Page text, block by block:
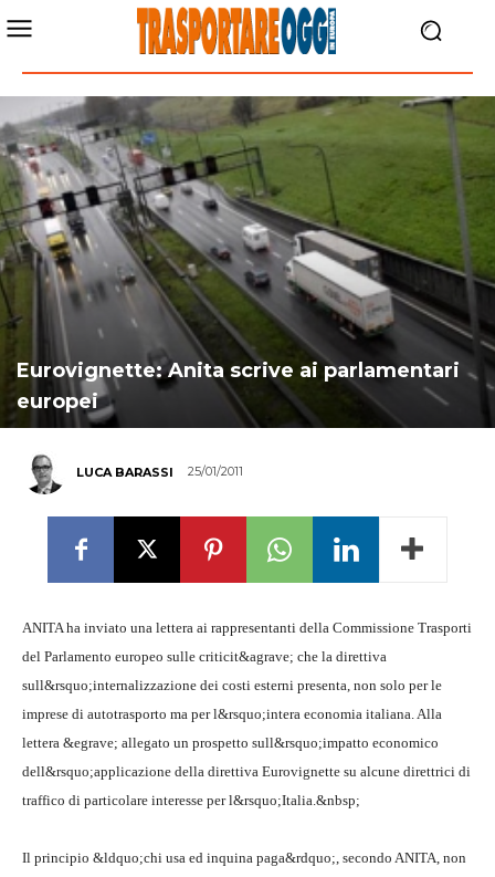
Eurovignette: Anita scrive ai parlamentari
europei
LUCA BARASSI 25/01/2011
ANITA ha inviato una lettera ai rappresentanti della Commissione Trasporti
del Parlamento europeo sulle criticit&agrave; che la direttiva
sull&rsquo;internalizzazione dei costi esterni presenta, non solo per le
imprese di autotrasporto ma per l&rsquo;intera economia italiana. Alla
lettera &egrave; allegato un prospetto sull&rsquo;impatto economico
dell&rsquo;applicazione della direttiva Eurovignette su alcune direttrici di
traffico di particolare interesse per l&rsquo;Italia.&nbsp;
Il principio &ldquo;chi usa ed inquina paga&rdquo;, secondo ANITA, non